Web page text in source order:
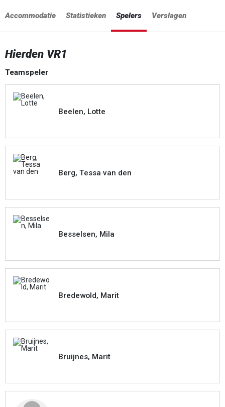
Accommodatie Statistieken Spelers Verslagen
Hierden VR1
Teamspeler
Beelen, Lotte
Berg, Tessa van den
Besselsen, Mila
Bredewold, Marit
Bruijnes, Marit